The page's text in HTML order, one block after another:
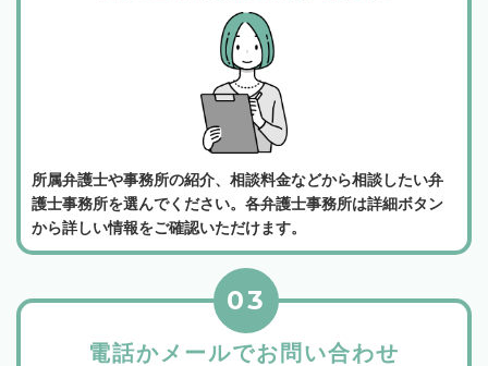
所属弁護士や事務所の紹介、相談料金などから相談したい弁
護士事務所を選んでください。各弁護士事務所は詳細ボタン
から詳しい情報をご確認いただけます。
電話かメールでお問い合わせ
03